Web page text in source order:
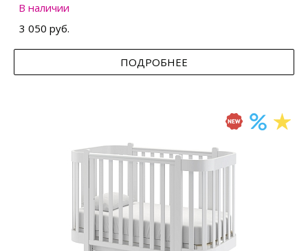
В наличии
3 050 руб.
ПОДРОБНЕЕ